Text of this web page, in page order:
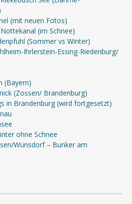
(mit neuen Fotos)
(im Schnee)
(Sommer vs Winter)
Ihrlerstein-Essing-Riedenburg/
(Bayern)
(Zossen/ Brandenburg)
in Brandenburg (wird fortgesetzt)
ohne Schnee
Wünsdorf – Bunker am